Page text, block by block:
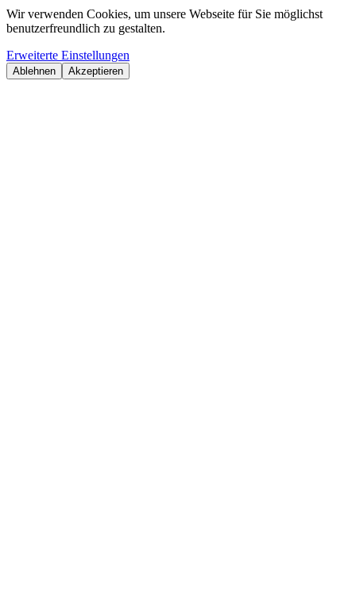
Wir verwenden Cookies, um unsere Webseite für Sie möglichst
benutzerfreundlich zu gestalten.
Erweiterte Einstellungen
Ablehnen Akzeptieren